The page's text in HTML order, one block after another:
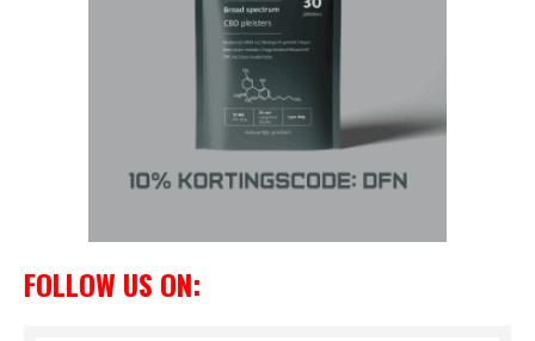
FOLLOW US ON: